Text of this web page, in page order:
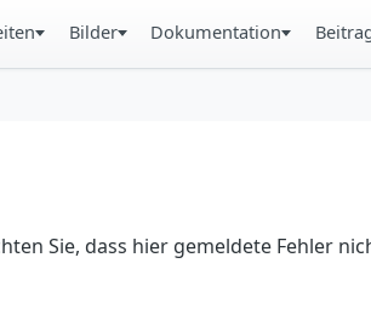
Bilder Dokumentation
Sie, dass hier gemeldete Fehler